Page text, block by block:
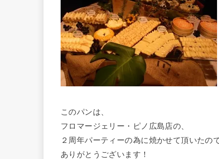
このパンは、
フロマージェリー・ピノ広島店の、
２周年パーティーの為に焼かせて頂いたの
ありがとうございます！